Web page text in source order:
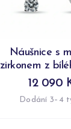
Náušnice s
zirkonem z
12 090
Dodání 3–4